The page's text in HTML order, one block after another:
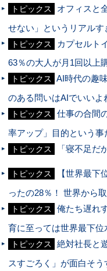
トピックス
オフィスと
せない」というリアルす
トピックス
カプセルト
63％の大人が月1回以上
トピックス
AI時代の趣
のある問いはAIでいいよ
トピックス
仕事の合間
率アップ」目的という
トピックス 「寝不足だ
トピックス
【世界最
ったの28％！ 世界から
トピックス
俺たち遅れ
育に至っては世界最下位
トピックス
絶対社長と
スすごろく」が面白そう